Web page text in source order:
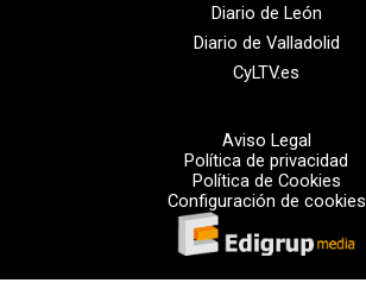
Diario de León
Diario de Valladolid
CyLTV.es
Aviso Legal
Política de privacidad
Política de Cookies
Configuración de cookies